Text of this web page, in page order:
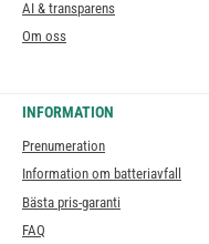
AI & transparens
Om oss
INFORMATION
Prenumeration
Information om batteriavfall
Bästa pris-garanti
FAQ